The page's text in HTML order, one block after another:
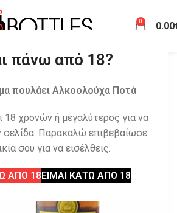
πάνω από 18?
πουλάει Αλκοολούχα Ποτά
18 χρονών ή μεγαλύτερος για να
σελίδα. Παρακαλώ επιβεβαίωσε
σου για να εισέλθεις.
ΑΠΟ 18ΕΙΜΑΙ ΚΑΤΩ ΑΠΟ 18
0 0.00